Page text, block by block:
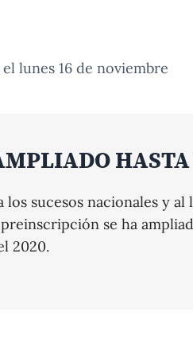
lunes 16 de noviembre
los sucesos nacionales y
se ha
2020.